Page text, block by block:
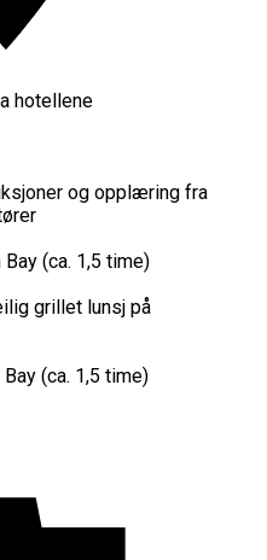
hotellene
og opplæring fra
(ca. 1,5 time)
grillet lunsj på
(ca. 1,5 time)